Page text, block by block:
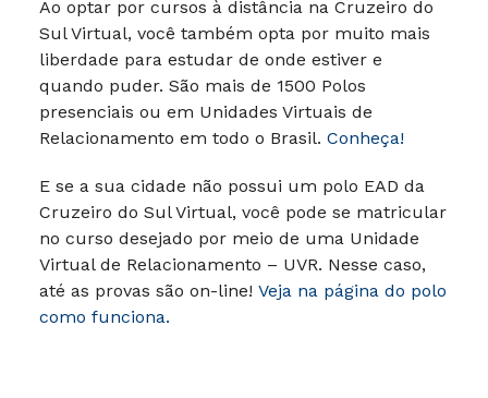
Ao optar por cursos à distância na Cruzeiro do
Sul Virtual, você também opta por muito mais
liberdade para estudar de onde estiver e
quando puder. São mais de 1500 Polos
presenciais ou em Unidades Virtuais de
Relacionamento em todo o Brasil. Conheça!
E se a sua cidade não possui um polo EAD da
Cruzeiro do Sul Virtual, você pode se matricular
no curso desejado por meio de uma Unidade
Virtual de Relacionamento – UVR. Nesse caso,
até as provas são on-line! Veja na página do polo
como funciona.